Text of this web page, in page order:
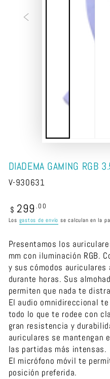
DIADEMA GAMING RGB
V-930631
Precio
regular
$ 299 .00
Los gastos de envío se calculan en la
Presentamos los
mm con iluminación RGB.
y sus cómodos
durante horas. Sus
permiten que nada te
El audio omnidireccional
todo lo que te rodee con
gran resistencia y
auriculares se mantengan
las partidas más intensas.
El micrófono móvil te
posición preferida.